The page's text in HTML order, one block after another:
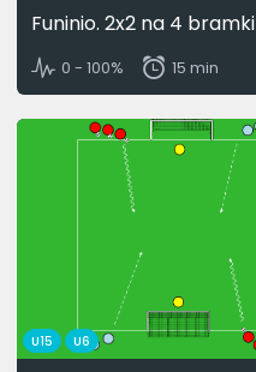
Funinio. 2x2 na 4 bramki
0 - 100% 15 min
U15 U6